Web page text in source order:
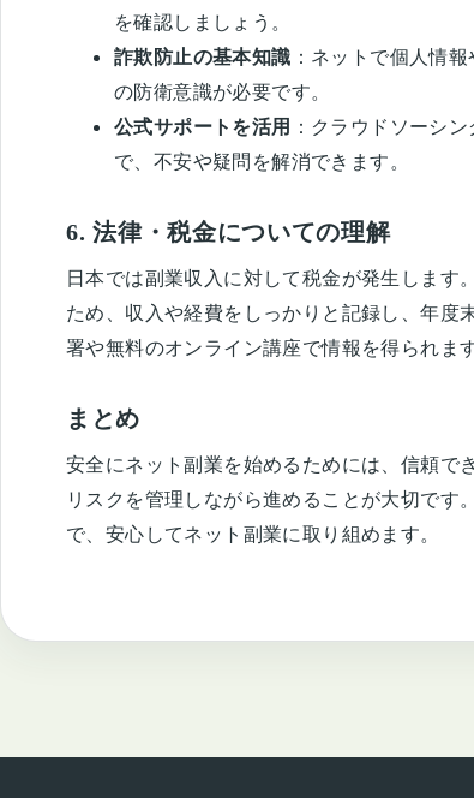
を確認しましょう。
詐欺防止の基本知識 ：ネットで個人情
の防衛意識が必要です。
公式サポートを活用 ：クラウドソーシ
で、不安や疑問を解消できます。
6. 法律・税金についての理解
日本では副業収入に対して税金が発生しま
ため、収入や経費をしっかりと記録し、年度
署や無料のオンライン講座で情報を得られます
まとめ
安全にネット副業を始めるためには、信頼で
リスクを管理しながら進めることが大切です
で、安心してネット副業に取り組めます。